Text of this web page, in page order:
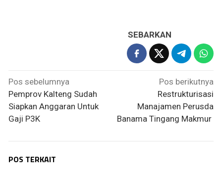
SEBARKAN
Navigasi
pos
Pos sebelumnya
Pemprov Kalteng Sudah
Siapkan Anggaran Untuk
Gaji P3K
Pos berikutnya
Restrukturisasi
Manajamen Perusda
Banama Tingang Makmur
POS TERKAIT